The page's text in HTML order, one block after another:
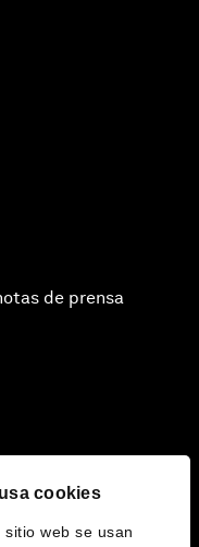
cookies
web se usan
de prensa